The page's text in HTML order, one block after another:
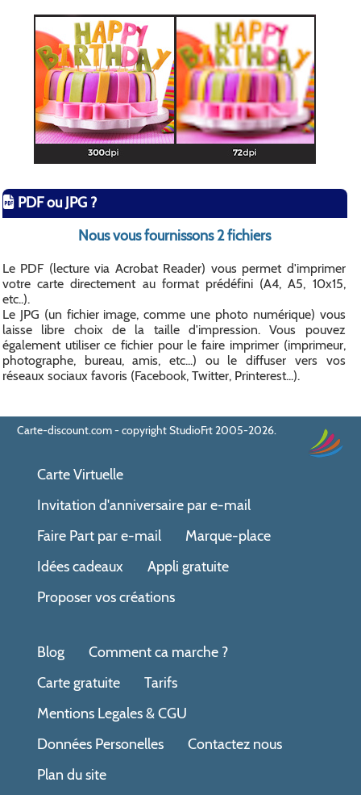
PDF ou JPG ?
Nous vous fournissons 2 fichiers
Le PDF (lecture via Acrobat Reader) vous permet d'imprimer
votre carte directement au format prédéfini (A4, A5, 10x15,
etc..).
Le JPG (un fichier image, comme une photo numérique) vous
laisse libre choix de la taille d'impression. Vous pouvez
également utiliser ce fichier pour le faire imprimer (imprimeur,
photographe, bureau, amis, etc...) ou le diffuser vers vos
réseaux sociaux favoris (Facebook, Twitter, Printerest...).
Carte-discount.com - copyright StudioFrt 2005-2026.
Carte Virtuelle
Invitation d'anniversaire par e-mail
Faire Part par e-mail
Marque-place
Idées cadeaux
Appli gratuite
Proposer vos créations
Blog
Comment ca marche ?
Carte gratuite
Tarifs
Mentions Legales & CGU
Données Personelles
Contactez nous
Plan du site